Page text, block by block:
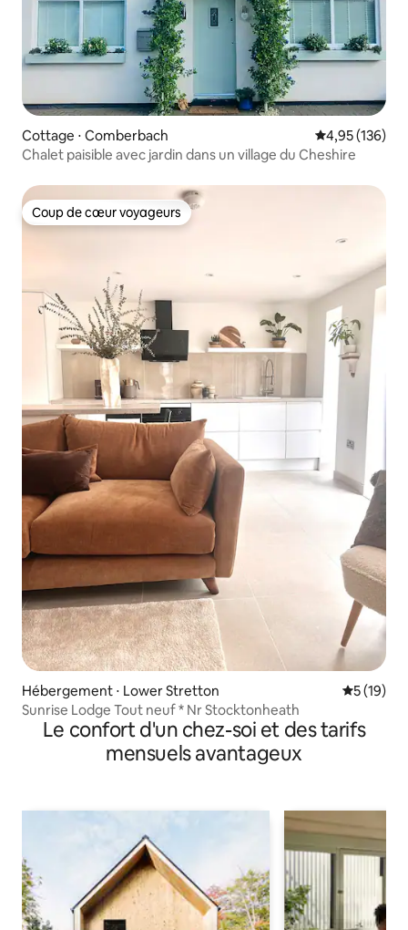
Cottage ⋅ Comberbach Évaluation
4,95 (136)
Chalet paisible avec jardin dans un village du Cheshire
Coup de cœur voyageurs
Coup de cœur voyageurs
Hébergement ⋅ Lower Stretton
5 (19)
Sunrise Lodge Tout neuf * Nr Stocktonheath
Le confort d'un chez-soi et des tarifs
mensuels avantageux